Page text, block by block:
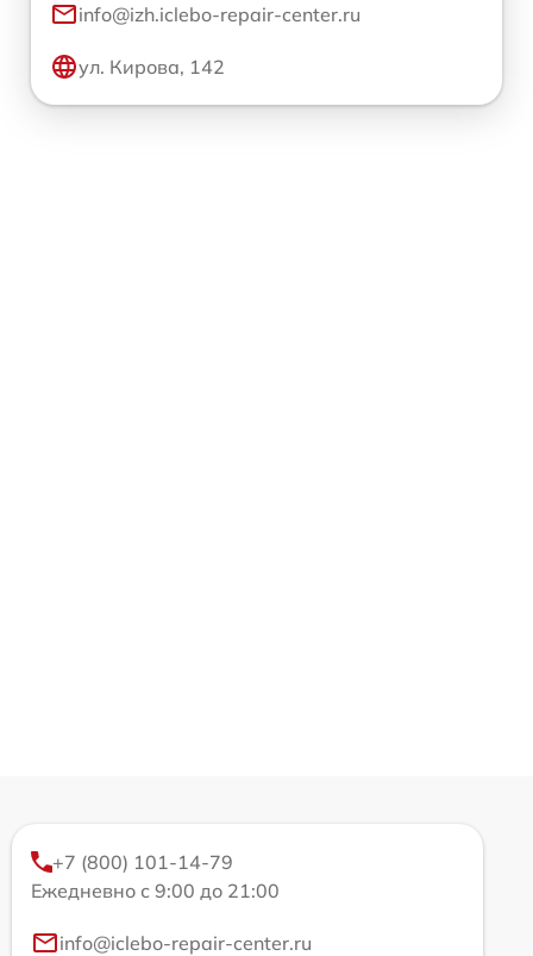
info@izh.iclebo-repair-center.ru
ул. Кирова, 142
+7 (800) 101-14-79
Ежедневно с 9:00 до 21:00
info@iclebo-repair-center.ru